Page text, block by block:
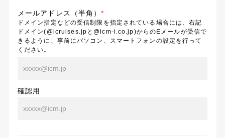
メールアドレス（半角）*
ドメイン指定などの受信制限を指定されている場合には、右記
ドメイン(@icruises.jpと@icm-i.co.jp)からのEメールが受信で
きるように、事前にパソコン、スマートフォンの設定を行って
ください。
確認用